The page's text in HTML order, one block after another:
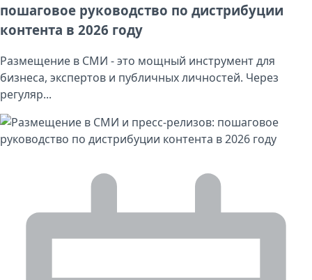
пошаговое руководство по дистрибуции
контента в 2026 году
Размещение в СМИ - это мощный инструмент для
бизнеса, экспертов и публичных личностей. Через
регуляр...